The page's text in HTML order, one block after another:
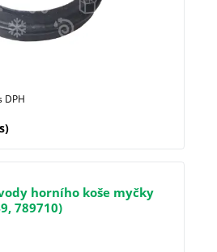
DPH
horního koše myčky
789710)